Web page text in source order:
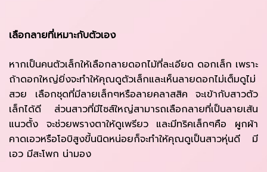
เลือกลายที่เหมาะกับตัวเอง
หากเป็นคนตัวเล็กให้เลือกลายดอกไม้ที่ละเอียด ดอกเล็ก เพราะ
ถ้าดอกใหญ่ยิ่งจะทำให้คุณดูตัวเล็กและเห็นลายดอกไม่เต็มดูไม่
สวย เลือกชุดที่มีลายเล็กๆหรือลายคลาสสิค จะเข้ากับสาวตัว
เล็กได้ดี ส่วนสาวที่มีไซส์ใหญ่สามารถเลือกลายที่เป็นลายเส้น
แนวตั้ง จะช่วยพรางตาให้ดูเพรียว และมีทริคเล็กๆคือ ผูกผ้า
คาดเอวหรือโอบิสูงขี้นนิดหน่อยก็จะทำให้คุณดูเป็นสาวหุ่นดี มี
เอว มีสะโพก น่ามอง